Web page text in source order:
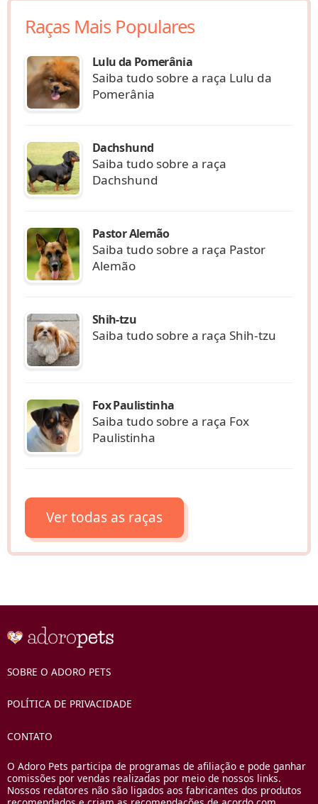
Raças Mais Populares
Lulu da Pomerânia
Saiba tudo sobre a raça Lulu da
Pomerânia
Dachshund
Saiba tudo sobre a raça
Dachshund
Pastor Alemão
Saiba tudo sobre a raça Pastor
Alemão
Shih-tzu
Saiba tudo sobre a raça Shih-tzu
Fox Paulistinha
Saiba tudo sobre a raça Fox
Paulistinha
Ver todas as raças
SOBRE O ADORO PETS
POLÍTICA DE PRIVACIDADE
CONTATO
O Adoro Pets participa de programas de afiliação e pode ganhar
comissões por vendas realizadas por meio de nossos links.
Nossos redatores não são ligados aos fabricantes dos produtos